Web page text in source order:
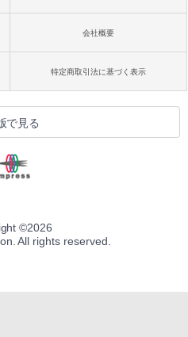
会社概要
特定商取引法に基づく表示
で見る
©2026
All rights reserved.